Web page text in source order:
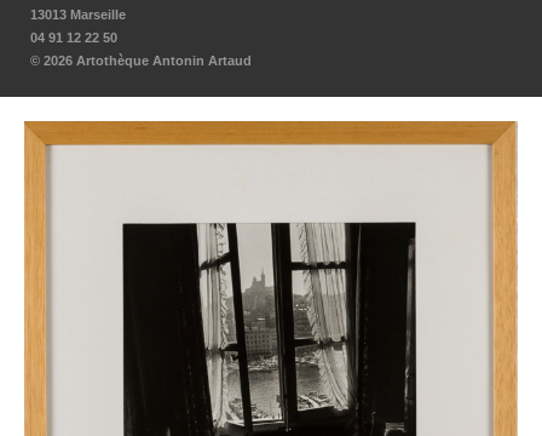
13013 Marseille
04 91 12 22 50
© 2026 Artothèque Antonin Artaud